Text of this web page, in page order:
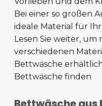
Bei einer so großen
ideale Material für
Lesen Sie weiter, um
verschiedenen
Bettwäsche
Bettwäsche finden